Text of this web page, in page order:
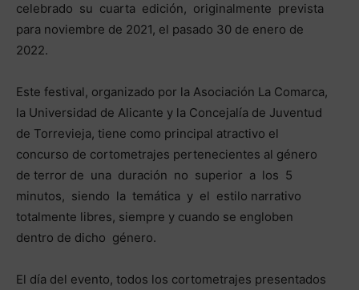
celebrado su cuarta edición, originalmente prevista
para noviembre de 2021, el pasado 30 de enero de
2022.
Este festival, organizado por la Asociación La Comarca,
la Universidad de Alicante y la Concejalía de Juventud
de Torrevieja, tiene como principal atractivo el
concurso de cortometrajes pertenecientes al género
de terror de una duración no superior a los 5
minutos, siendo la temática y el estilo narrativo
totalmente libres, siempre y cuando se engloben
dentro de dicho género.
El día del evento, todos los cortometrajes presentados